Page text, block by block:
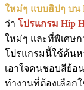
ใหม่ๆ แบบฮิปๆ บน
ว่า โปรแกรม Hip
ใหม่ๆ และที่พิเศษ
โปรแกรมนี้ใช้ค้นห
เอาใจคนชอบสีย้อ
ทำงานที่ต้องเลือก